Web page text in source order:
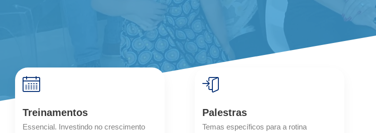
Treinamentos
Essencial. Investindo no crescimento
Palestras
Temas específicos para a rotina